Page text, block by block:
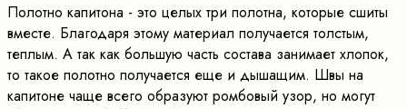
Полотно капитона - это целых три полотна, которые сшиты
вместе. Благодаря этому материал получается толстым,
теплым. А так как большую часть состава занимает хлопок,
то такое полотно получается еще и дышащим. Швы на
капитоне чаще всего образуют ромбовый узор, но могут